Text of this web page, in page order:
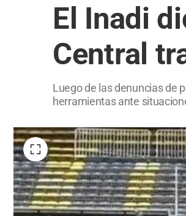
El Inadi
Central
Luego de las denuncias de
herramientas ante